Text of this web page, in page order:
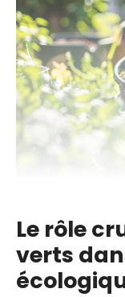
Le rôle
verts